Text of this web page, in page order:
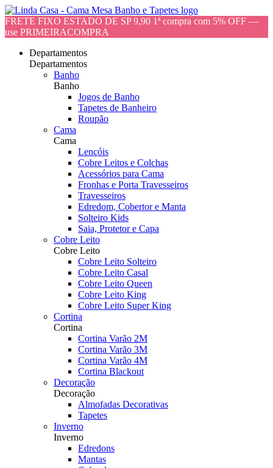
FRETE FIXO ESTADO DE SP 9,90 1ª compra com 5% OFF —
use PRIMEIRACOMPRA
Departamentos
Departamentos
Banho
Banho
Jogos de Banho
Tapetes de Banheiro
Roupão
Cama
Cama
Lençóis
Cobre Leitos e Colchas
Acessórios para Cama
Fronhas e Porta Travesseiros
Travesseiros
Edredom, Cobertor e Manta
Solteiro Kids
Saia, Protetor e Capa
Cobre Leito
Cobre Leito
Cobre Leito Solteiro
Cobre Leito Casal
Cobre Leito Queen
Cobre Leito King
Cobre Leito Super King
Cortina
Cortina
Cortina Varão 2M
Cortina Varão 3M
Cortina Varão 4M
Cortina Blackout
Decoração
Decoração
Almofadas Decorativas
Tapetes
Inverno
Inverno
Edredons
Mantas